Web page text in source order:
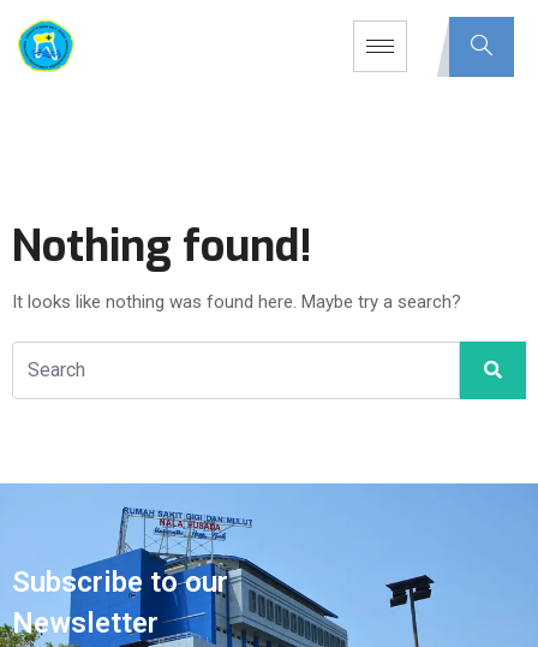
Nothing found!
It looks like nothing was found here. Maybe try a search?
Subscribe to our
Newsletter